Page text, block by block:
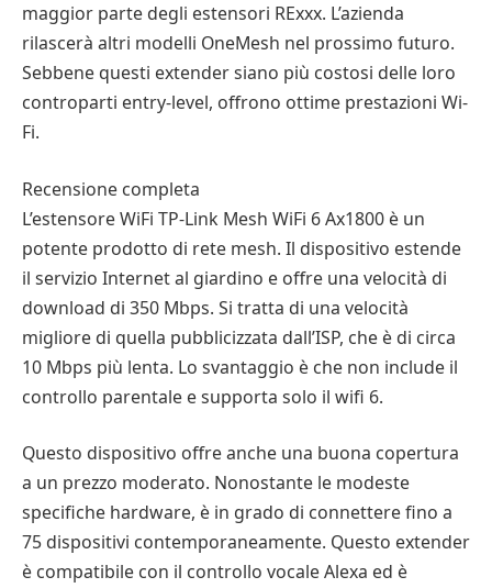
maggior parte degli estensori RExxx. L’azienda
rilascerà altri modelli OneMesh nel prossimo futuro.
Sebbene questi extender siano più costosi delle loro
controparti entry-level, offrono ottime prestazioni Wi-
Fi.
Recensione completa
L’estensore WiFi TP-Link Mesh WiFi 6 Ax1800 è un
potente prodotto di rete mesh. Il dispositivo estende
il servizio Internet al giardino e offre una velocità di
download di 350 Mbps. Si tratta di una velocità
migliore di quella pubblicizzata dall’ISP, che è di circa
10 Mbps più lenta. Lo svantaggio è che non include il
controllo parentale e supporta solo il wifi 6.
Questo dispositivo offre anche una buona copertura
a un prezzo moderato. Nonostante le modeste
specifiche hardware, è in grado di connettere fino a
75 dispositivi contemporaneamente. Questo extender
è compatibile con il controllo vocale Alexa ed è